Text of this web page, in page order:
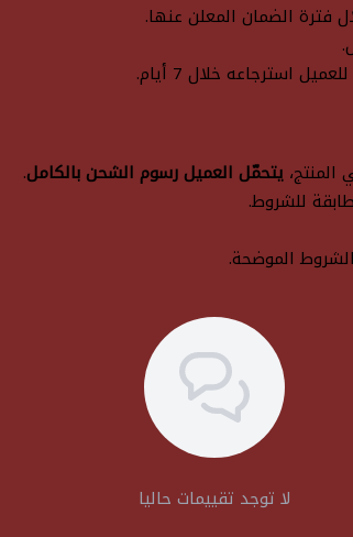
فترة الضمان المعلن عنها.
استرجاعه خلال 7 أيام.
يتحمّل العميل رسوم الشحن بالكامل.
للشروط.
الموضحة.
لا توجد تقييمات حاليا